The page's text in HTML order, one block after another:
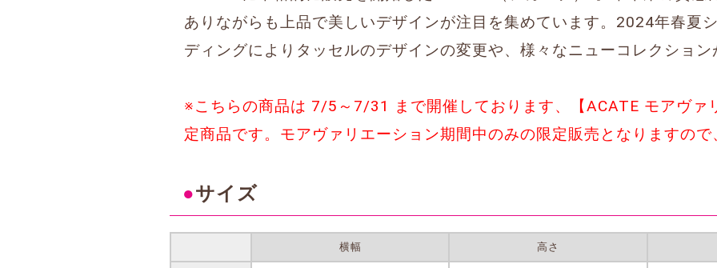
ありながらも上品で美しいデザインが注目を集めています。2024年春夏
ディングによりタッセルのデザインの変更や、様々なニューコレクション
※こちらの商品は 7/5～7/31 まで開催しております、【ACATE モアヴァ
定商品です。モアヴァリエーション期間中のみの限定販売となりますので
●サイズ
横幅 高さ